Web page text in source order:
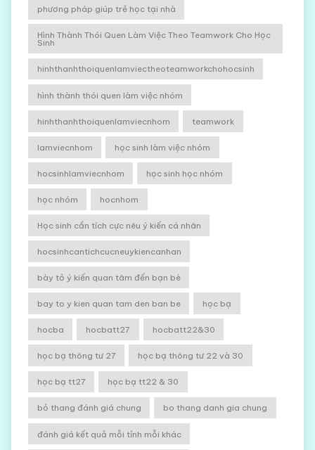
phương pháp giúp trẻ học tại nhà
Hình Thành Thói Quen Làm Việc Theo Teamwork Cho Học
Sinh
hinhthanhthoiquenlamviectheoteamworkchohocsinh
hình thành thói quen làm việc nhóm
hinhthanhthoiquenlamviecnhom teamwork
lamviecnhom học sinh làm việc nhóm
hocsinhlamviecnhom học sinh học nhóm
học nhóm hocnhom
Học sinh cần tích cực nêu ý kiến cá nhân
hocsinhcantichcucneuykiencanhan
bày tỏ ý kiến quan tâm đến bạn bè
bay to y kien quan tam den ban be học bạ
hocba hocbatt27 hocbatt22&30
học bạ thông tư 27 học bạ thông tư 22 và 30
học bạ tt27 học bạ tt22 & 30
bỏ thang đánh giá chung bo thang danh gia chung
đánh giá kết quả mỗi tỉnh mỗi khác